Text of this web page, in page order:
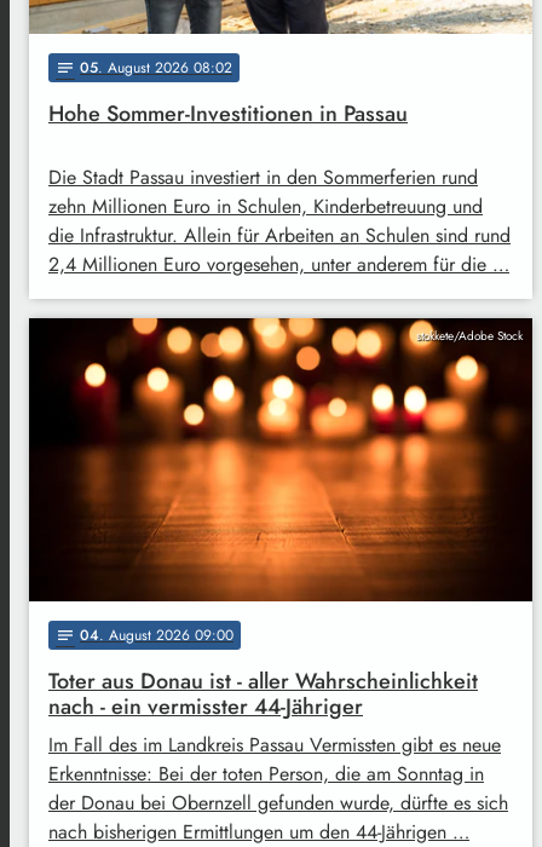
notes 05. August 2026 08:02
Hohe Sommer-Investitionen in Passau
Die Stadt Passau investiert in den Sommerferien rund
zehn Millionen Euro in Schulen, Kinderbetreuung und
die Infrastruktur. Allein für Arbeiten an Schulen sind rund
2,4 Millionen Euro vorgesehen, unter anderem für die …
stokkete/Adobe Stock
notes 04. August 2026 09:00
Toter aus Donau ist - aller Wahrscheinlichkeit
nach - ein vermisster 44-Jähriger
Im Fall des im Landkreis Passau Vermissten gibt es neue
Erkenntnisse: Bei der toten Person, die am Sonntag in
der Donau bei Obernzell gefunden wurde, dürfte es sich
nach bisherigen Ermittlungen um den 44-Jährigen …